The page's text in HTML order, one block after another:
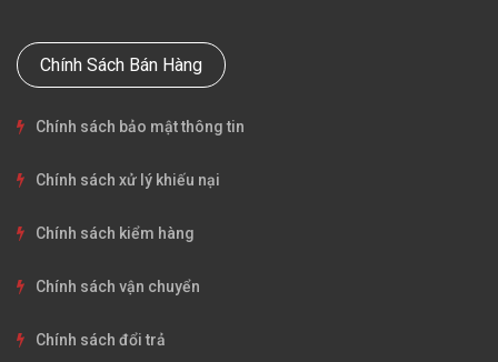
Chính Sách Bán Hàng
Chính sách bảo mật thông tin
Chính sách xử lý khiếu nại
Chính sách kiểm hàng
Chính sách vận chuyển
Chính sách đổi trả